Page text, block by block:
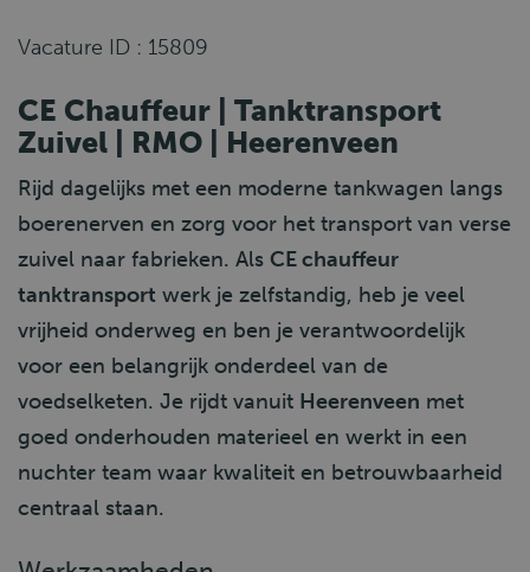
Vacature ID : 15809
CE Chauffeur | Tanktransport
Zuivel | RMO | Heerenveen
Rijd dagelijks met een moderne tankwagen langs
boerenerven en zorg voor het transport van verse
zuivel naar fabrieken. Als CE chauffeur
tanktransport werk je zelfstandig, heb je veel
vrijheid onderweg en ben je verantwoordelijk
voor een belangrijk onderdeel van de
voedselketen. Je rijdt vanuit Heerenveen met
goed onderhouden materieel en werkt in een
nuchter team waar kwaliteit en betrouwbaarheid
centraal staan.